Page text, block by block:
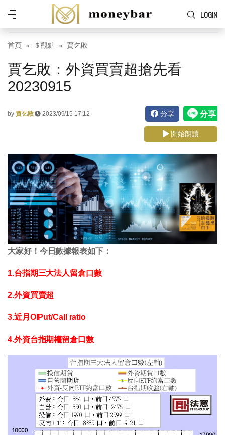
Skip to main content
LOGIN
功
能
表
首頁 ＄觀點 賈乞敗
賈乞敗：外資買賣超搶先看
20230915
by 賈乞敗 2023/09/15 17:12 分享
開始朗讀
大家好！今日數據報表如下：
1.台指期三大法人留倉口數
2.外資買賣超
3.近月OIPut/Call ratio
4.外資台指期權留倉口數